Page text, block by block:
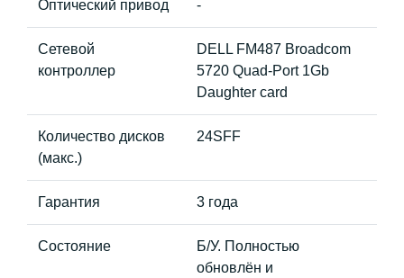
Оптический привод -
Сетевой
контроллер
DELL FM487 Broadcom
5720 Quad-Port 1Gb
Daughter card
Количество дисков
(макс.)
24SFF
Гарантия 3 года
Состояние
Б/У. Полностью
обновлён и